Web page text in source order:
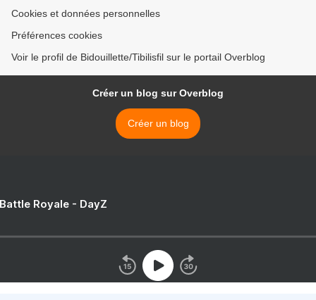
Cookies et données personnelles
Préférences cookies
Voir le profil de Bidouillette/Tibilisfil sur le portail Overblog
Créer un blog sur Overblog
Créer un blog
Royale - DayZ